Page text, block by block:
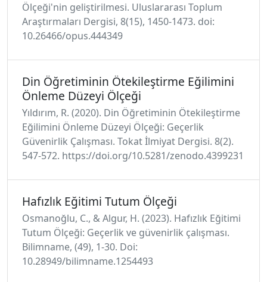
Ölçeği'nin geliştirilmesi. Uluslararası Toplum
Araştırmaları Dergisi, 8(15), 1450-1473. doi:
10.26466/opus.444349
Din Öğretiminin Ötekileştirme Eğilimini
Önleme Düzeyi Ölçeği
Yıldırım, R. (2020). Din Öğretiminin Ötekileştirme
Eğilimini Önleme Düzeyi Ölçeği: Geçerlik
Güvenirlik Çalışması. Tokat İlmiyat Dergisi. 8(2).
547-572. https://doi.org/10.5281/zenodo.4399231
Hafızlık Eğitimi Tutum Ölçeği
Osmanoğlu, C., & Algur, H. (2023). Hafızlık Eğitimi
Tutum Ölçeği: Geçerlik ve güvenirlik çalışması.
Bilimname, (49), 1-30. Doi:
10.28949/bilimname.1254493